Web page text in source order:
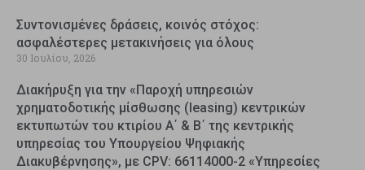
Συντονισμένες δράσεις, κοινός στόχος:
ασφαλέστερες μετακινήσεις για όλους
30 Ιουλίου, 2026
Διακήρυξη για την «Παροχή υπηρεσιών
χρηματοδοτικής μίσθωσης (leasing) κεντρικών
εκτυπωτών του κτιρίου Α΄ & Β΄ της κεντρικής
υπηρεσίας του Υπουργείου Ψηφιακής
Διακυβέρνησης», με CPV: 66114000-2 «Υπηρεσίες